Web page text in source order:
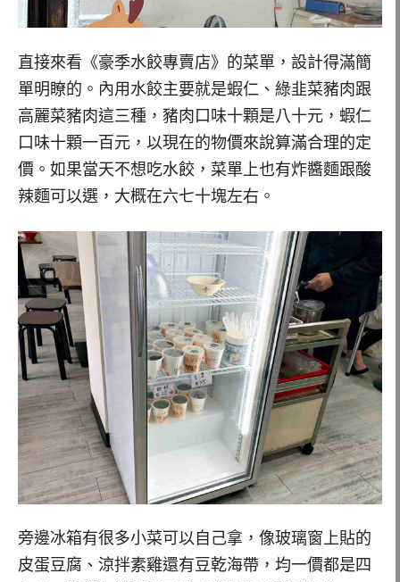
直接來看《豪季水餃專賣店》的菜單，設計得滿簡
單明瞭的。內用水餃主要就是蝦仁、綠韭菜豬肉跟
高麗菜豬肉這三種，豬肉口味十顆是八十元，蝦仁
口味十顆一百元，以現在的物價來說算滿合理的定
價。如果當天不想吃水餃，菜單上也有炸醬麵跟酸
辣麵可以選，大概在六七十塊左右。
旁邊冰箱有很多小菜可以自己拿，像玻璃窗上貼的
皮蛋豆腐、涼拌素雞還有豆乾海帶，均一價都是四